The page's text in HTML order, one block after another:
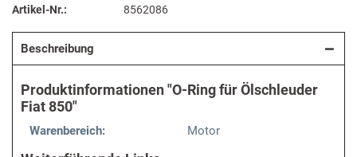
Artikel-Nr.: 8562086
Beschreibung
Produktinformationen "O-Ring für Ölschleuder
Fiat 850"
Warenbereich: Motor